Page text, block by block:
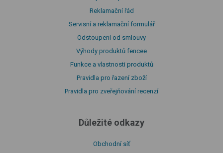
Reklamační řád
Servisní a reklamační formulář
Odstoupení od smlouvy
Výhody produktů fencee
Funkce a vlastnosti produktů
Pravidla pro řazení zboží
Pravidla pro zveřejňování recenzí
Důležité odkazy
Obchodní síť